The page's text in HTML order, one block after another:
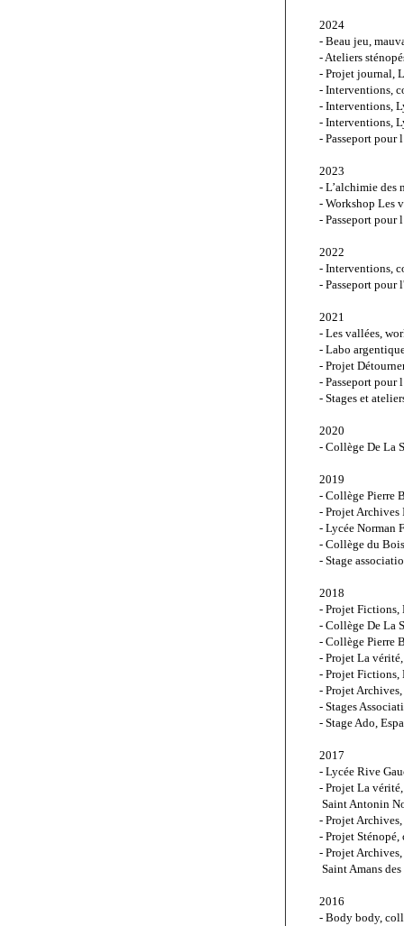
2024
- Beau jeu,
- Ateliers
- Projet journal,
- Interventions,
- Interventions,
- Interventions,
- Passeport pour
2023
- L’alchimie des
- Workshop Les
- Passeport pour
2022
- Interventions,
- Passeport pour
2021
- Les vallées,
- Labo
- Projet
- Passeport pour
- Stages et
2020
- Collège De La
2019
- Collège Pierre
- Projet Archives
- Lycée Norman
- Collège du
- Stage
2018
- Projet Fictions,
- Collège De La
- Collège Pierre
- Projet La
- Projet Fictions,
- Projet
- Stages
- Stage Ado,
2017
- Lycée Rive
- Projet La
Saint Antonin
- Projet
- Projet
- Projet
Saint Amans
2016
- Body body,